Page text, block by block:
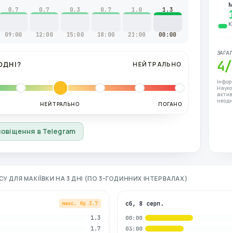
0.7
09:00
0.7
12:00
0.3
15:00
0.7
18:00
1.0
21:00
1.3
00:00
НЕЙТРАЛЬНО
НЕЙТРАЛЬНО ПОГАНО
в Telegram
4/
ДЛЯ МАКІЇВКИ НА 3 ДНІ (ПО 3-ГОДИННИХ ІНТЕРВАЛАХ)
макс. Kp 3.7
1.3
1.7
сб, 8 серп.
00:00
03:00